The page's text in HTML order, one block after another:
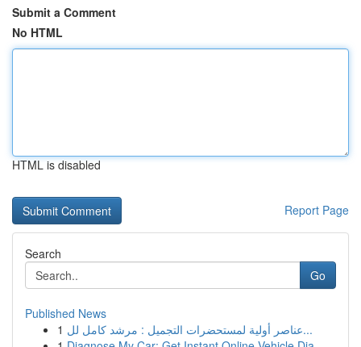
Submit a Comment
No HTML
HTML is disabled
Report Page
Search
Go
Published News
1
عناصر أولية لمستحضرات التجميل : مرشد كامل لل...